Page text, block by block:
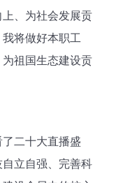
、为社会发展贡
我将做好本职工
祖国生态建设贡
二十大直播盛
立自强、完善科